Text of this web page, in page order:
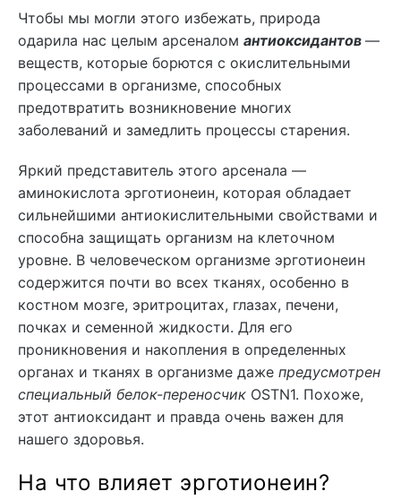
Чтобы мы могли этого избежать, природа
одарила нас целым арсеналом антиоксидантов —
веществ, которые борются с окислительными
процессами в организме, способных
предотвратить возникновение многих
заболеваний и замедлить процессы старения.
Яркий представитель этого арсенала —
аминокислота эрготионеин, которая обладает
сильнейшими антиокислительными свойствами и
способна защищать организм на клеточном
уровне. В человеческом организме эрготионеин
содержится почти во всех тканях, особенно в
костном мозге, эритроцитах, глазах, печени,
почках и семенной жидкости. Для его
проникновения и накопления в определенных
органах и тканях в организме даже предусмотрен
специальный белок-переносчик OSTN1. Похоже,
этот антиоксидант и правда очень важен для
нашего здоровья.
На что влияет эрготионеин?